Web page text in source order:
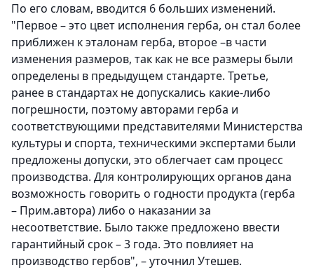
По его словам, вводится 6 больших изменений.
"Первое – это цвет исполнения герба, он стал более
приближен к эталонам герба, второе –в части
изменения размеров, так как не все размеры были
определены в предыдущем стандарте. Третье,
ранее в стандартах не допускались какие-либо
погрешности, поэтому авторами герба и
соответствующими представителями Министерства
культуры и спорта, техническими экспертами были
предложены допуски, это облегчает сам процесс
производства. Для контролирующих органов дана
возможность говорить о годности продукта (герба
– Прим.автора) либо о наказании за
несоответствие. Было также предложено ввести
гарантийный срок – 3 года. Это повлияет на
производство гербов", – уточнил Утешев.